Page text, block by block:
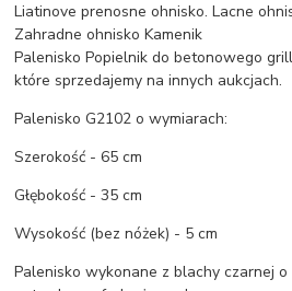
Liatinove prenosne ohnisko. Lacne
Zahradne ohnisko Kamenik
Palenisko Popielnik do betonowego
które sprzedajemy na innych aukcjach.
Palenisko G2102 o wymiarach:
Szerokość - 65 cm
Głębokość - 35 cm
Wysokość (bez nóżek) - 5 cm
Palenisko wykonane z blachy czarnej